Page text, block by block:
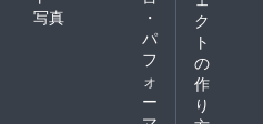
写真
・
パ
フ
ォ
ー
ク
ト
の
作
り